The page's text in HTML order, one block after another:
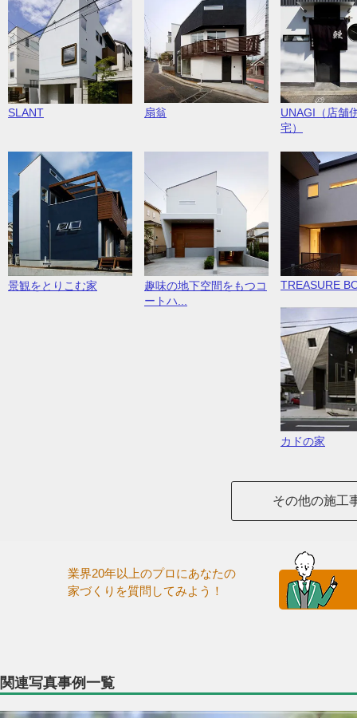
SLANT 扇翁
UNAGI（店舗
宅）
景観をとりこむ家
趣味の地下空間をもつコ
ートハ...
TREASURE
カドの家
その他の施工
業界20年以上のプロにあなたの
家づくりを質問してみよう！
関連写真事例一覧